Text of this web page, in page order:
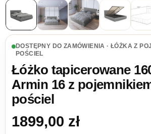
DOSTĘPNY DO ZAMÓWIENIA · ŁÓŻKA Z
POŚCIEL
Łóżko tapicerowane
Armin 16 z
pościel
1899,00 zł